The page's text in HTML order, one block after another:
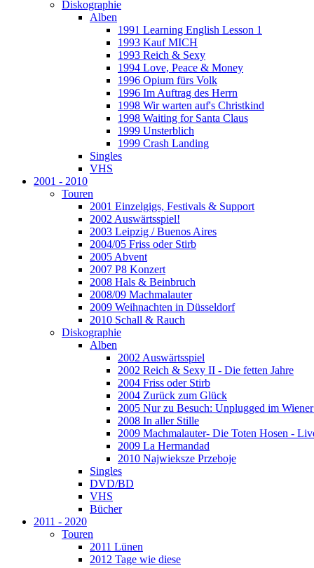
Diskographie
Alben
1991 Learning English Lesson 1
1993 Kauf MICH
1993 Reich & Sexy
1994 Love, Peace & Money
1996 Opium fürs Volk
1996 Im Auftrag des Herrn
1998 Wir warten auf's Christkind
1998 Waiting for Santa Claus
1999 Unsterblich
1999 Crash Landing
Singles
VHS
2001 - 2010
Touren
2001 Einzelgigs, Festivals & Support
2002 Auswärtsspiel!
2003 Leipzig / Buenos Aires
2004/05 Friss oder Stirb
2005 Abvent
2007 P8 Konzert
2008 Hals & Beinbruch
2008/09 Machmalauter
2009 Weihnachten in Düsseldorf
2010 Schall & Rauch
Diskographie
Alben
2002 Auswärtsspiel
2002 Reich & Sexy II - Die fetten Jahre
2004 Friss oder Stirb
2004 Zurück zum Glück
2005 Nur zu Besuch: Unplugged im
2008 In aller Stille
2009 Machmalauter- Die Toten Hosen -
2009 La Hermandad
2010 Najwieksze Przeboje
Singles
DVD/BD
VHS
Bücher
2011 - 2020
Touren
2011 Lünen
2012 Tage wie diese